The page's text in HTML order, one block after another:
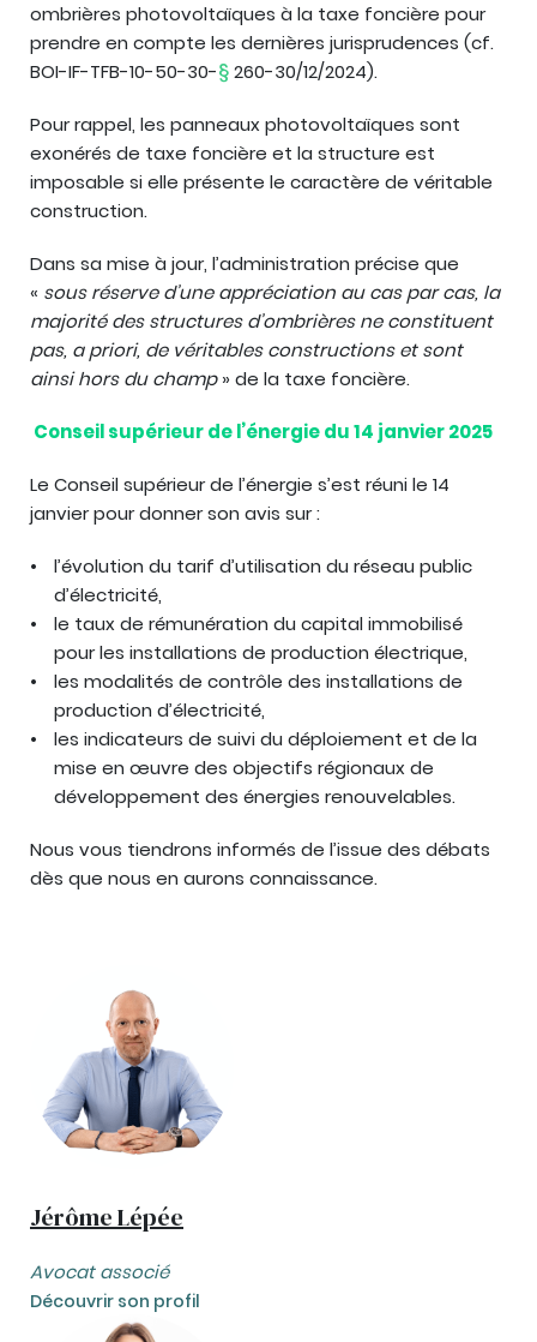
ombrières photovoltaïques à la taxe foncière pour
prendre en compte les dernières jurisprudences (cf.
BOI-IF-TFB-10-50-30-§260-30/12/2024).
Pour rappel, les panneaux photovoltaïques sont
exonérés de taxe foncière et la structure est
imposable si elle présente le caractère de véritable
construction.
Dans sa mise à jour, l’administration précise que
« sous réserve d’une appréciation au cas par cas, la
majorité des structures d’ombrières ne constituent
pas, a priori, de véritables constructions et sont
ainsi hors du champ» de la taxe foncière.
Conseil supérieur de l’énergie du 14 janvier 2025
Le Conseil supérieur de l’énergie s’est réuni le 14
janvier pour donner son avis sur :
l’évolution du tarif d’utilisation du réseau public
d’électricité,
le taux de rémunération du capital immobilisé
pour les installations de production électrique,
les modalités de contrôle des installations de
production d’électricité,
les indicateurs de suivi du déploiement et de la
mise en œuvre des objectifs régionaux de
développement des énergies renouvelables.
Nous vous tiendrons informés de l’issue des débats
dès que nous en aurons connaissance.
Jérôme Lépée
Avocat associé
Découvrir son profil